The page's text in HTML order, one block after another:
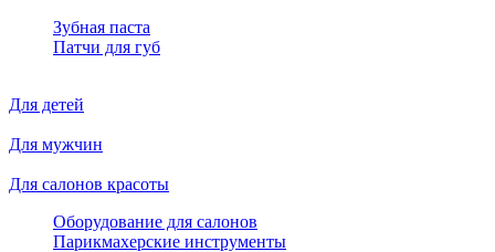
Зубная паста
Патчи для губ
Для детей
Для мужчин
Для салонов красоты
Оборудование для салонов
Парикмахерские инструменты